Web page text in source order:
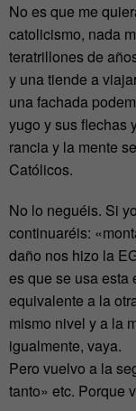
No es que me
catolicismo, nada
teratrillones de
y una tiende a
una fachada
yugo y sus flechas
rancia y la mente
Católicos.
No lo neguéis. Si
continuaréis:
daño nos hizo la
es que se usa esta
equivalente a la
mismo nivel y a la
igualmente, vaya.
Pero vuelvo a la
tanto» etc. Porque